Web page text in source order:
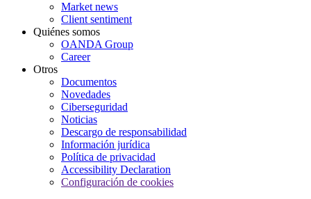
Market news
Client sentiment
Quiénes somos
OANDA Group
Career
Otros
Documentos
Novedades
Ciberseguridad
Noticias
Descargo de responsabilidad
Información jurídica
Política de privacidad
Accessibility Declaration
Configuración de cookies